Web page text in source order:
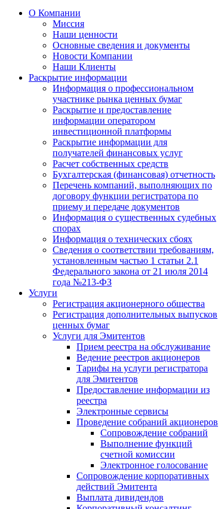
О Компании
Миссия
Наши ценности
Основные сведения и документы
Новости Компании
Наши Клиенты
Раскрытие информации
Информация о профессиональном
участнике рынка ценных бумаг
Раскрытие и предоставление
информации оператором
инвестиционной платформы
Раскрытие информации для
получателей финансовых услуг
Расчет собственных средств
Бухгалтерская (финансовая) отчетность
Перечень компаний, выполняющих по
договору функции регистратора по
приему и передаче документов
Информация о существенных судебных
спорах
Информация о технических сбоях
Сведения о соответствии требованиям,
установленным частью 1 статьи 2.1
Федерального закона от 21 июля 2014
года №213-ФЗ
Услуги
Регистрация акционерного общества
Регистрация дополнительных выпусков
ценных бумаг
Услуги для Эмитентов
Прием реестра на обслуживание
Ведение реестров акционеров
Тарифы на услуги регистратора
для Эмитентов
Предоставление информации из
реестра
Электронные сервисы
Проведение собраний акционеров
Сопровождение собраний
Выполнение функций
счетной комиссии
Электронное голосование
Сопровождение корпоративных
действий Эмитента
Выплата дивидендов